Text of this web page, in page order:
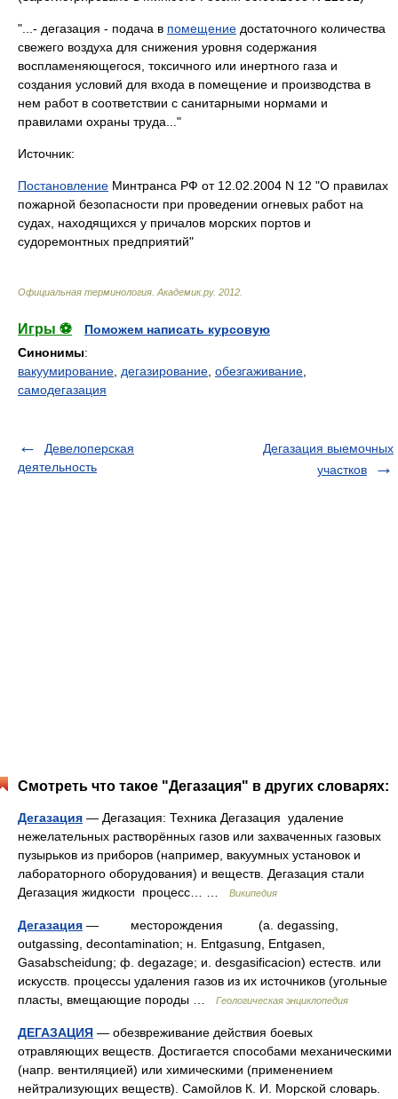
"...- дегазация - подача в помещение достаточного количества
свежего воздуха для снижения уровня содержания
воспламеняющегося, токсичного или инертного газа и
создания условий для входа в помещение и производства в
нем работ в соответствии с санитарными нормами и
правилами охраны труда..."
Источник:
Постановление Минтранса РФ от 12.02.2004 N 12 "О правилах
пожарной безопасности при проведении огневых работ на
судах, находящихся у причалов морских портов и
судоремонтных предприятий"
Официальная терминология Академик.ру. 2012
Игры ⚽
Поможем написать курсовую
Синонимы:
вакуумирование дегазирование обезгаживание
самодегазация
Девелоперская
деятельность
Дегазация выемочных
участков
Смотреть что такое "Дегазация" в других словарях:
Дегазация — Дегазация: Техника Дегазация удаление
нежелательных растворённых газов или захваченных газовых
пузырьков из приборов (например, вакуумных установок и
лабораторного оборудования) и веществ. Дегазация стали
Дегазация жидкости процесс… …
Википедия
Дегазация — месторождения (a. degassing,
outgassing, decontamination; н. Entgasung, Entgasen,
Gasabscheidung; ф. degazage; и. desgasificacion) естеств. или
искусств. процессы удаления газов из их источников (угольные
пласты, вмещающие породы …
Геологическая энциклопедия
ДЕГАЗАЦИЯ — обезвреживание действия боевых
отравляющих веществ. Достигается способами механическими
(напр. вентиляцией) или химическими (применением
нейтрализующих веществ). Самойлов К. И. Морской словарь.